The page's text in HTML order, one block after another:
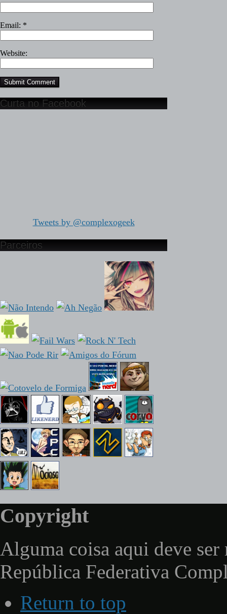
Email: *
Website:
Curta no Facebook
Tweets by @complexogeek
Parceiros
Copyright
Alguma coisa aqui deve ser
República Federativa
Return to top